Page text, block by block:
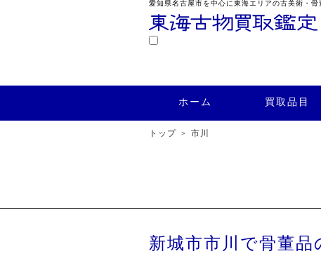
愛知県名古屋市を中心に東海エリアの古美術・骨
ホーム 買取品目
トップ 市川
新城市市川で骨董品